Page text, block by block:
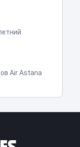
Air Astana